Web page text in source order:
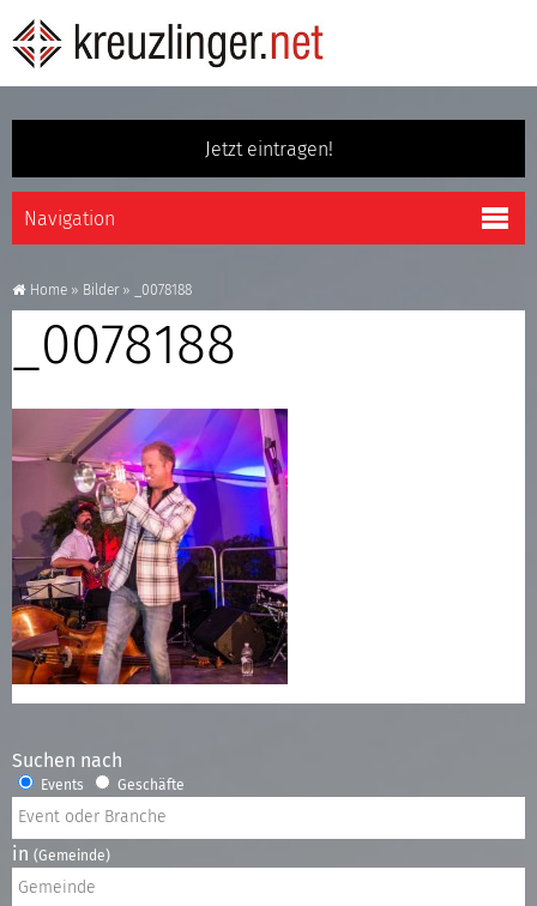
Jetzt eintragen!
Home » Bilder » _0078188
_0078188
Suchen nach
Events Geschäfte
in (Gemeinde)